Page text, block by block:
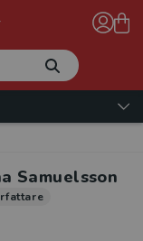
Samuelsson